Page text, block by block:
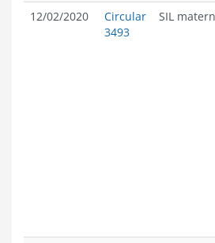
12/02/2020
Circular
3493
SIL